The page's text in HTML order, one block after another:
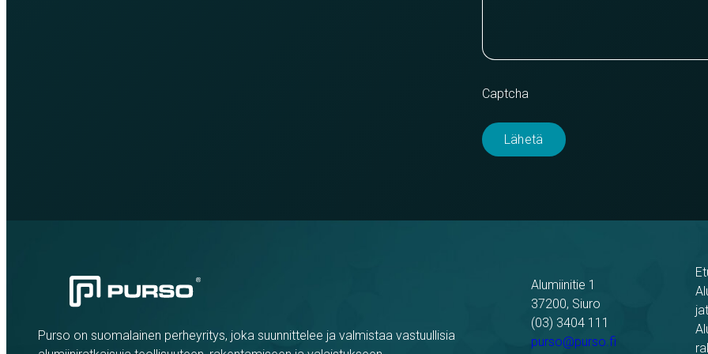
Captcha
Purso on suomalainen perheyritys, joka suunnittelee ja valmistaa vastuullisia
Alumiinitie 1
37200, Siuro
(03) 3404 111
purso@purso.fi